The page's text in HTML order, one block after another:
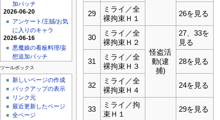
加パッチ
2026-06-20
アンケート/王賊/お気
に入りのキャラ
2026-06-16
悪魔娘の看板料理/妄
想追加パッチ
ツールボックス
新しいページの作成
バックアップの表示
リンク元
最近更新したページ
全ページ
29
ミライ／全
裸拘束Ｈ１
26を見る
30
ミライ／全
裸拘束Ｈ２
怪盗活
動(逮
捕)
27、33を
見る
31
ミライ／全
裸拘束Ｈ３
28を見る
32
ミライ／全
裸拘束Ｈ４
24を見る
33
ミライ／拘
束Ｈ１
29を見る